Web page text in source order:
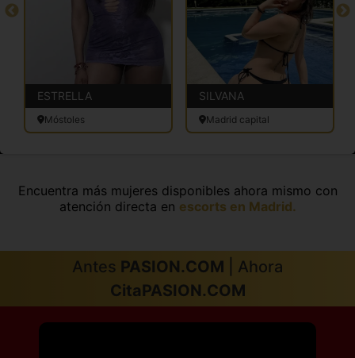
ESTRELLA
Móstoles
SILVANA
Madrid capital
Encuentra más mujeres disponibles ahora mismo con
atención directa en escorts en Madrid.
Antes PASION.COM | Ahora
CitaPASION.COM